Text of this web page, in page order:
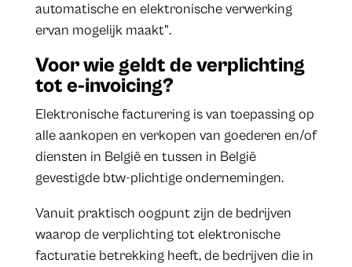
automatische en elektronische verwerking
ervan mogelijk maakt".
Voor wie geldt de verplichting
tot e-invoicing?
Elektronische facturering is van toepassing op
alle aankopen en verkopen van goederen en/of
diensten in België en tussen in België
gevestigde btw-plichtige ondernemingen.
Vanuit praktisch oogpunt zijn de bedrijven
waarop de verplichting tot elektronische
facturatie betrekking heeft, de bedrijven die in